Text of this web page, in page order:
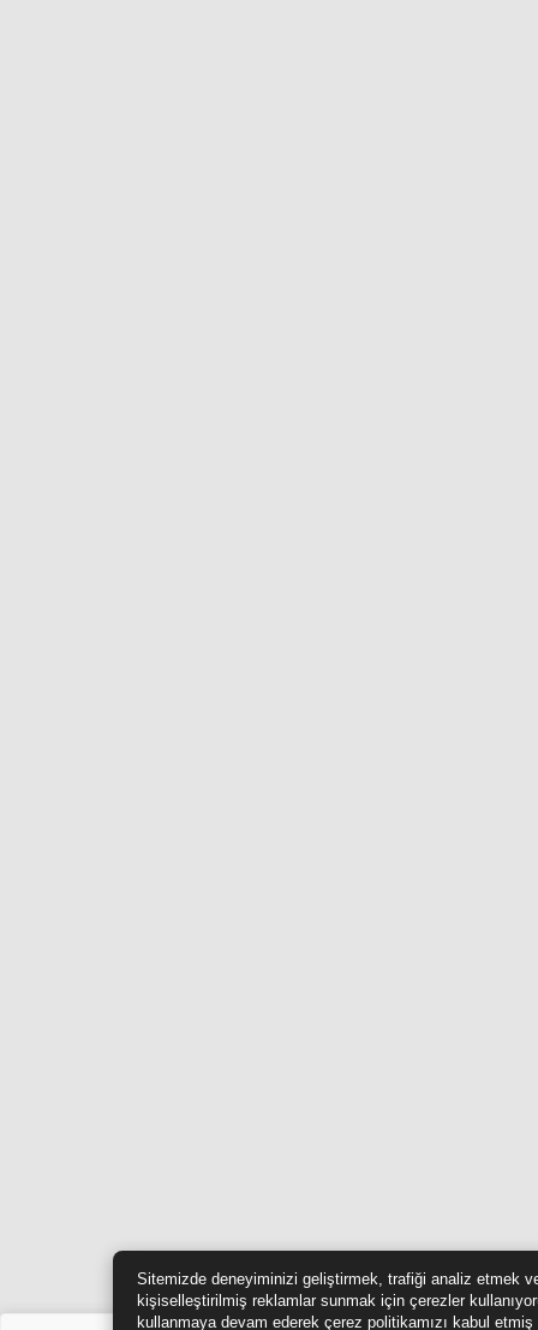
Sitemizde deneyiminizi geliştirmek, trafiği analiz etmek
kişiselleştirilmiş reklamlar sunmak için çerezler
kullanmaya devam ederek çerez politikamızı kabul